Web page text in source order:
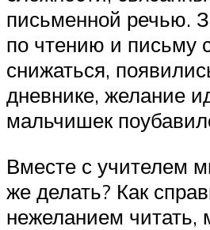
письменной речью.
по чтению и письму
снижаться,
дневнике, желание
мальчишек
Вместе с учителем
же делать? Как
нежеланием читать,